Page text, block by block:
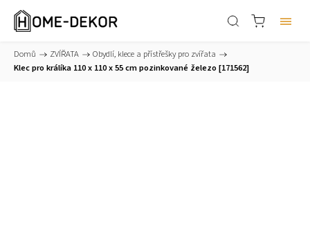
Domů / ZVÍŘATA / Obydlí, klece a přístřešky pro zvířata /
Klec pro králíka 110 x 110 x 55 cm pozinkované železo [171562]